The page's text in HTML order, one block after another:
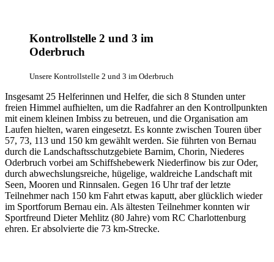
Kontrollstelle 2 und 3 im
Oderbruch
Unsere Kontrollstelle 2 und 3 im Oderbruch
Insgesamt 25 Helferinnen und Helfer, die sich 8 Stunden unter
freien Himmel aufhielten, um die Radfahrer an den Kontrollpunkten
mit einem kleinen Imbiss zu betreuen, und die Organisation am
Laufen hielten, waren eingesetzt. Es konnte zwischen Touren über
57, 73, 113 und 150 km gewählt werden. Sie führten von Bernau
durch die Landschaftsschutzgebiete Barnim, Chorin, Niederes
Oderbruch vorbei am Schiffshebewerk Niederfinow bis zur Oder,
durch abwechslungsreiche, hügelige, waldreiche Landschaft mit
Seen, Mooren und Rinnsalen. Gegen 16 Uhr traf der letzte
Teilnehmer nach 150 km Fahrt etwas kaputt, aber glücklich wieder
im Sportforum Bernau ein. Als ältesten Teilnehmer konnten wir
Sportfreund Dieter Mehlitz (80 Jahre) vom RC Charlottenburg
ehren. Er absolvierte die 73 km-Strecke.